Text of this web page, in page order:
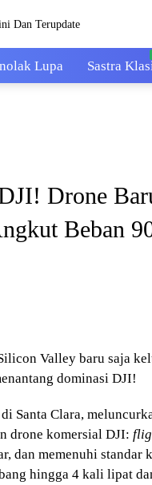
Lupa Sastra
Drone
Beban
Valley baru saja
dominasi DJI!
Santa Clara,
drone komersial DJI:
dan memenuhi standar
hingga 4 kali lipat